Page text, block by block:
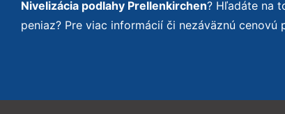
Nivelizácia podlahy Prellenkirchen? Hľadáte na
peniaz? Pre viac informácií či nezáväznú